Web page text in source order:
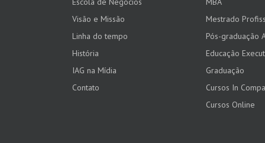
Visão e Missão
Linha do tempo
História
IAG na Mídia
Contato
Mestrado
Pós-graduação
Educação
Graduação
Cursos In
Cursos Online